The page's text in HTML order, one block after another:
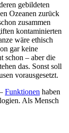
gebildeten
Ozeanen zurück
zusammen
kontaminierten
wäre ethisch
gar keine
schon – aber die
das. Sonst soll
vorausgesetzt.
Funktionen haben
Als Mensch